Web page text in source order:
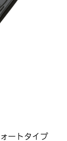
ートタイプ